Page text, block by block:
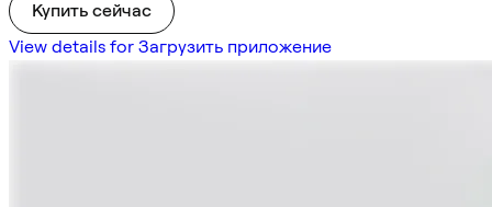
Купить сейчас
View details for Загрузить приложение